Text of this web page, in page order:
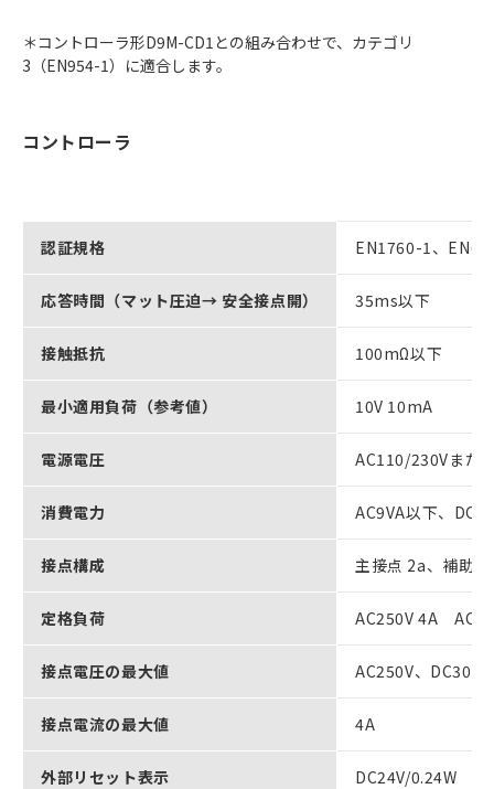
＊コントローラ形D9M-CD1との組み合わせで、カテゴリ
3（EN954-1）に適合します。
コントローラ
認証規格 EN1760-1、
応答時間（マット圧迫→ 安全接点開） 35ms以下
接触抵抗 100mΩ以下
最小適用負荷（参考値） 10V 10mA
電源電圧 AC110/230Vまた
消費電力 AC9VA以下、
接点構成 主接点 2a、補助
定格負荷 AC250V 4A
接点電圧の最大値 AC250V、DC30V
接点電流の最大値 4A
外部リセット表示 DC24V/0.24W